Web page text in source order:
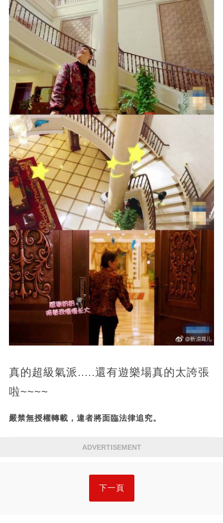
真的超級氣派.....還有遊樂場真的太誇張
啦~~~~
嚴禁無授權轉載，違者將面臨法律追究。
ADVERTISEMENT
下一頁